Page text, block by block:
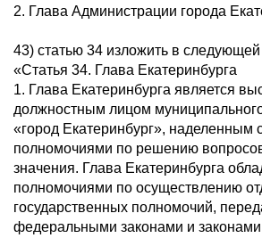
2. Глава Администрации города
43) статью 34 изложить в
«Статья 34. Глава Екатеринбурга
1. Глава Екатеринбурга является
должностным лицом
«город Екатеринбург», наделенным
полномочиями по решению
значения. Глава Екатеринбурга
полномочиями по осуществлению
государственных полномочий,
федеральными законами и